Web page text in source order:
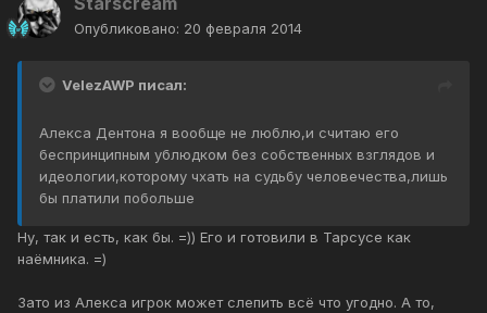
Опубликовано: 20 февраля 2014
VelezAWP писал:
Алекса Дентона я вообще не люблю,и считаю его
беспринципным ублюдком без собственных взглядов и
идеологии,которому чхать на судьбу человечества,лишь
бы платили побольше
Ну, так и есть, как бы. =)) Его и готовили в Тарсусе как
наёмника. =)
Зато из Алекса игрок может слепить всё что угодно. А то,